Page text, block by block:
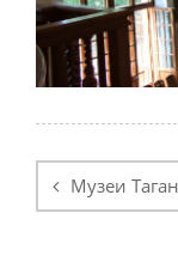
по
записям
Музеи